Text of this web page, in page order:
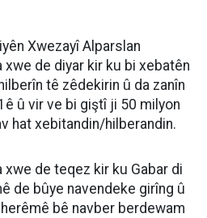
Xwezayî Alparslan
xwe de diyar kir ku bi xebatên
tê zêdekirin û da zanîn
û vir ve bi giştî ji 50 milyon
hat xebitandin/hilberandin.
xwe de teqez kir ku Gabar di
de bûye navendeke girîng û
bê navber berdewam